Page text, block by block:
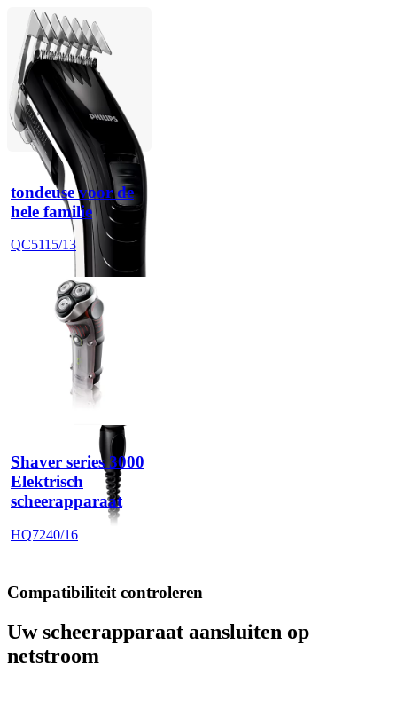
tondeuse voor de
hele familie
QC5115/13
Shaver series 3000
Elektrisch
scheerapparaat
HQ7240/16
Compatibiliteit controleren
Uw scheerapparaat aansluiten op
netstroom